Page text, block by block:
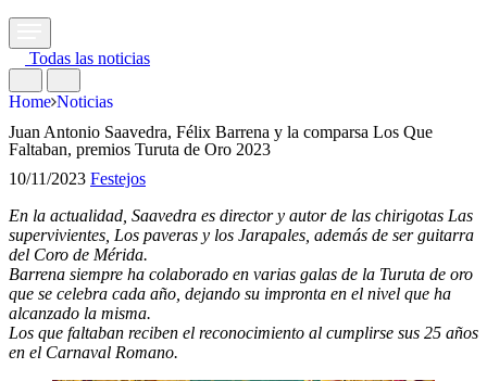
Todas las noticias
Home Noticias
Juan Antonio Saavedra, Félix Barrena y la comparsa Los Que
Faltaban, premios Turuta de Oro 2023
10/11/2023 Festejos
En la actualidad, Saavedra es director y autor de las chirigotas Las
supervivientes, Los paveras y los Jarapales, además de ser guitarra
del Coro de Mérida.
Barrena siempre ha colaborado en varias galas de la Turuta de oro
que se celebra cada año, dejando su impronta en el nivel que ha
alcanzado la misma.
Los que faltaban reciben el reconocimiento al cumplirse sus 25 años
en el Carnaval Romano.